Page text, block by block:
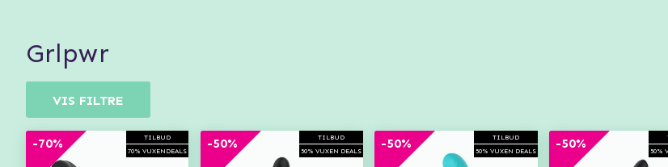
grlpwr
VIS FILTRE
TILBUD
70% VUXENDEALS
-70%
TILBUD
50% VUXEN DEALS
-50%
TILBUD
50% VUXEN DEALS
-50%
50%
-50%